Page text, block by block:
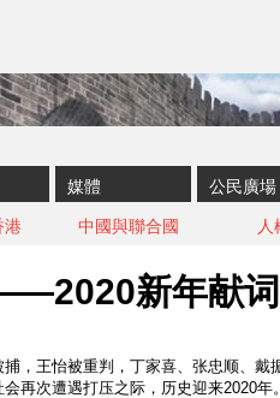
媒體 公民廣場
港 中國與聯合國 人
新年献词
捕，王怡被重判，丁家喜、张忠顺、戴
会再次遭遇打压之际，历史迎来2020年